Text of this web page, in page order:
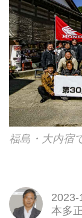
福島・大内宿
2023-
本多